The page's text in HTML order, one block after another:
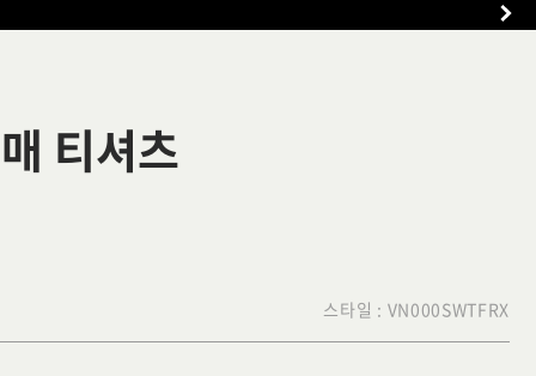
티셔츠
스타일 : VN000SWTFRX